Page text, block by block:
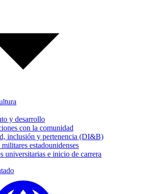
y desarrollo
con la comunidad
inclusión y pertenencia (DI&B)
militares estadounidenses
universitarias e inicio de carrera